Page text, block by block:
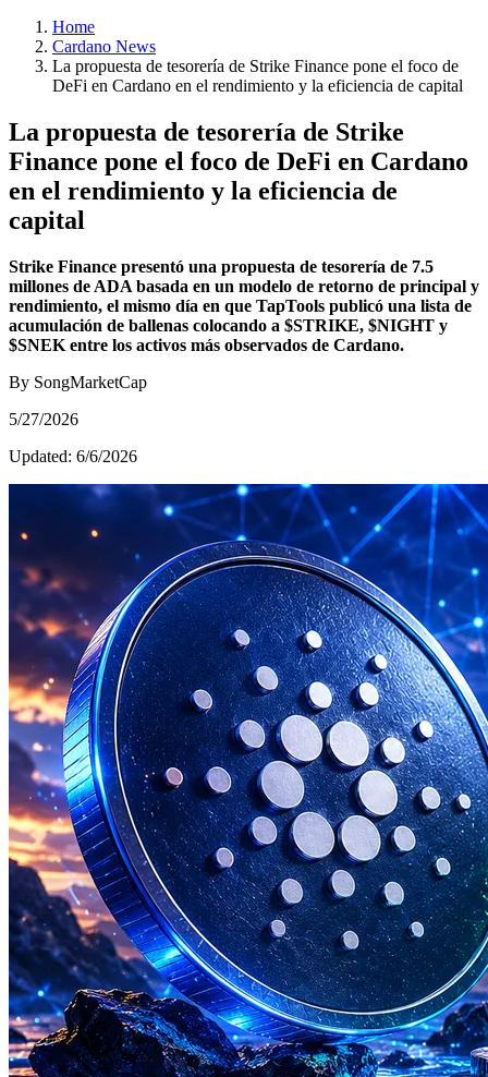
Home
Cardano News
La propuesta de tesorería de Strike Finance pone el foco de
DeFi en Cardano en el rendimiento y la eficiencia de capital
La propuesta de tesorería de Strike
Finance pone el foco de DeFi en Cardano
en el rendimiento y la eficiencia de
capital
Strike Finance presentó una propuesta de tesorería de 7.5
millones de ADA basada en un modelo de retorno de principal y
rendimiento, el mismo día en que TapTools publicó una lista de
acumulación de ballenas colocando a $STRIKE, $NIGHT y
$SNEK entre los activos más observados de Cardano.
By SongMarketCap
5/27/2026
Updated: 6/6/2026